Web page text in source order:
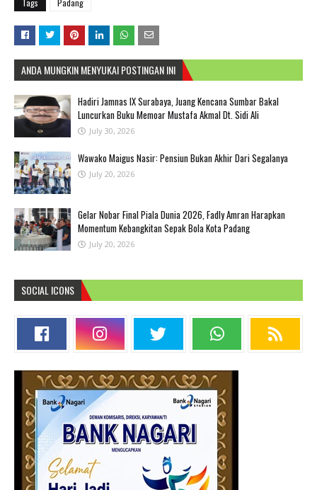
Tags Padang
ANDA MUNGKIN MENYUKAI POSTINGAN INI
Hadiri Jamnas IX Surabaya, Juang Kencana Sumbar Bakal
Luncurkan Buku Memoar Mustafa Akmal Dt. Sidi Ali
July 30, 2026
Wawako Maigus Nasir: Pensiun Bukan Akhir Dari Segalanya
July 20, 2026
Gelar Nobar Final Piala Dunia 2026, Fadly Amran Harapkan
Momentum Kebangkitan Sepak Bola Kota Padang
July 20, 2026
SOCIAL ICONS